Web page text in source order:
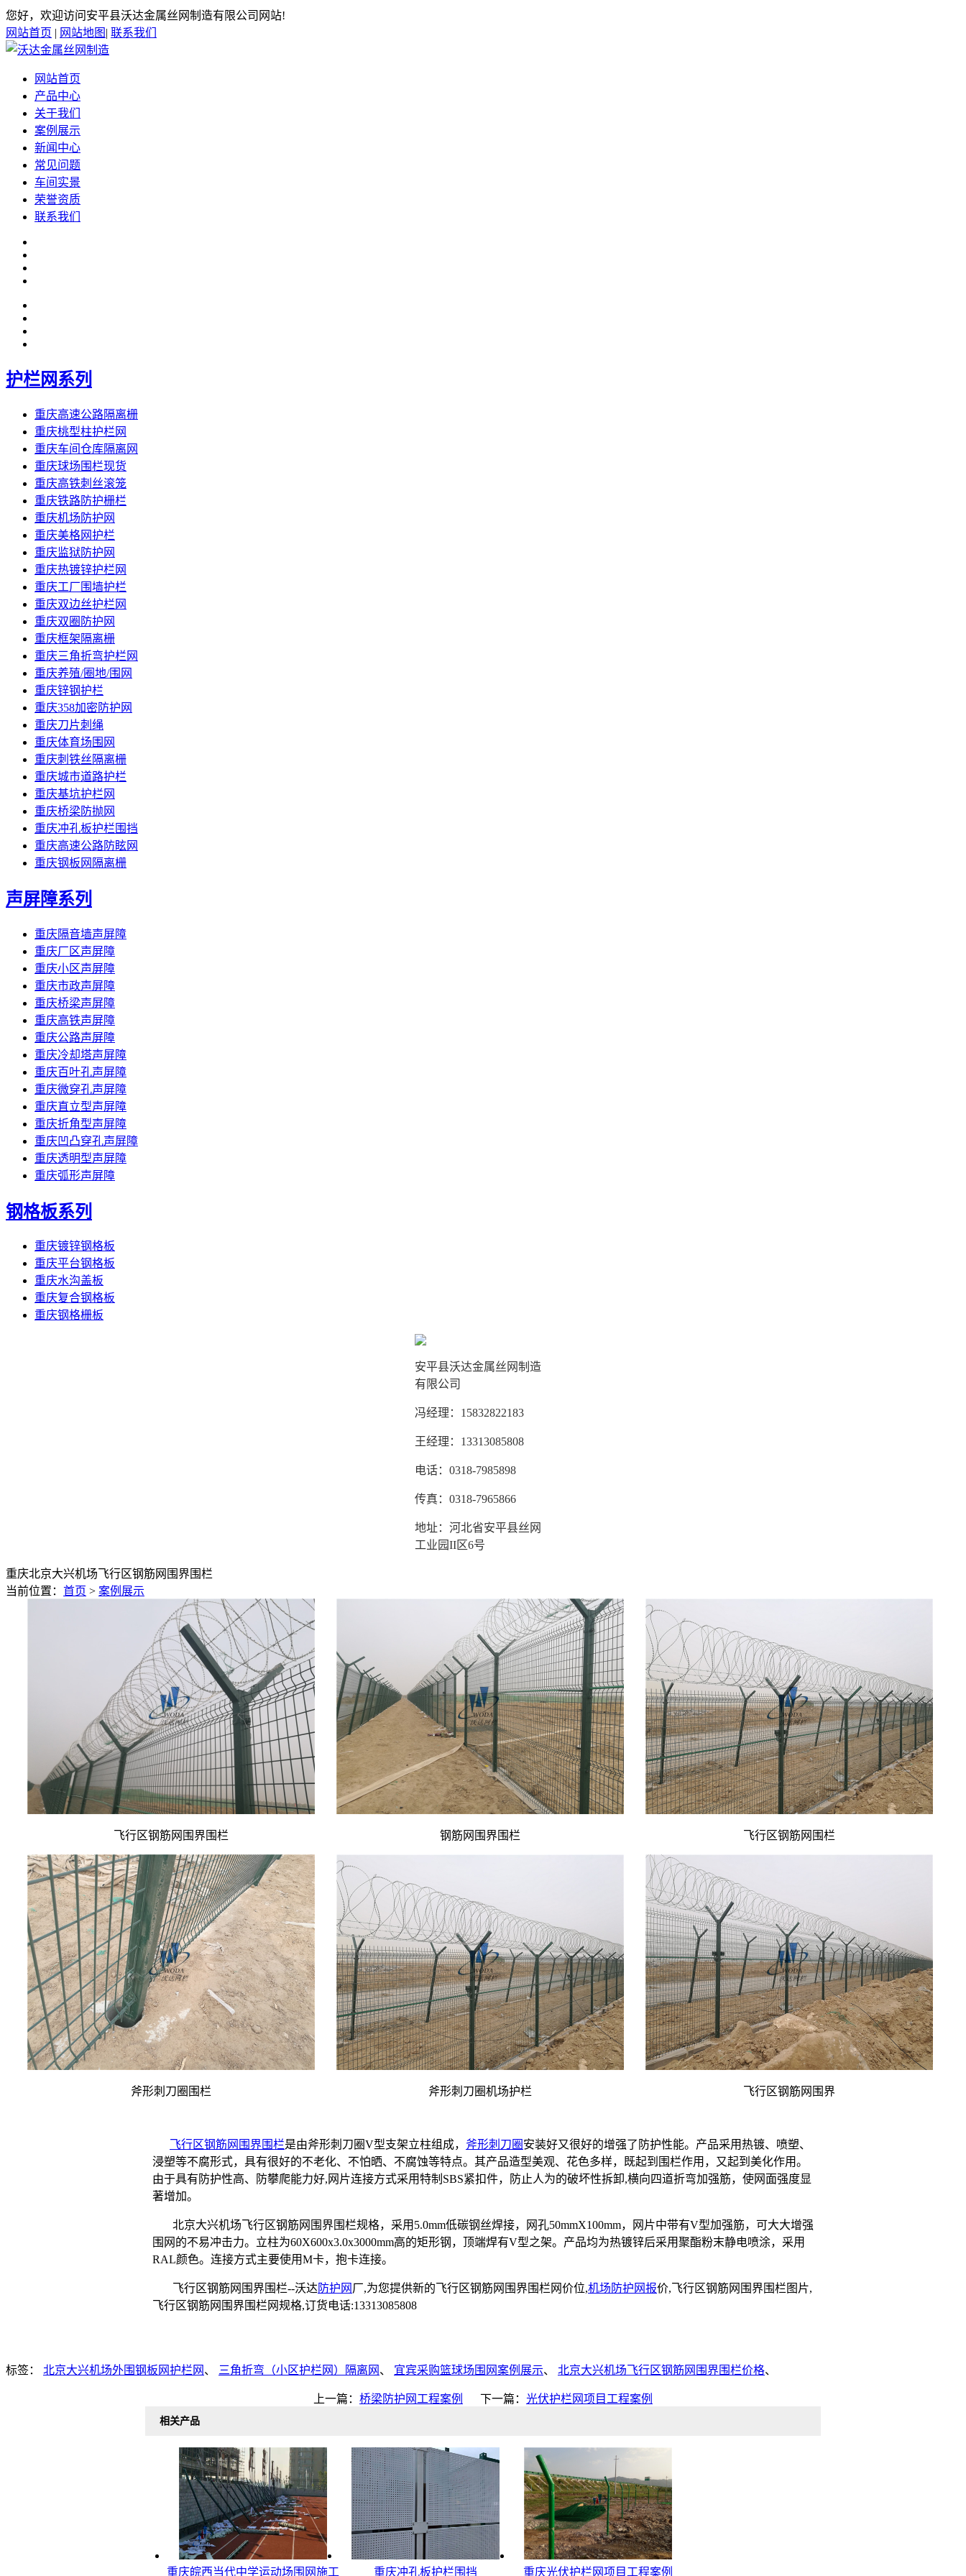
您好，欢迎访问安平县沃达金属丝网制造有限公司网站!
网站首页 | 网站地图 | 联系我们
网站首页
产品中心
关于我们
案例展示
新闻中心
常见问题
车间实景
荣誉资质
联系我们
护栏网系列
重庆高速公路隔离栅
重庆桃型柱护栏网
重庆车间仓库隔离网
重庆球场围栏现货
重庆高铁刺丝滚笼
重庆铁路防护栅栏
重庆机场防护网
重庆美格网护栏
重庆监狱防护网
重庆热镀锌护栏网
重庆工厂围墙护栏
重庆双边丝护栏网
重庆双圈防护网
重庆框架隔离栅
重庆三角折弯护栏网
重庆养殖/圈地/围网
重庆锌钢护栏
重庆358加密防护网
重庆刀片刺绳
重庆体育场围网
重庆刺铁丝隔离栅
重庆城市道路护栏
重庆基坑护栏网
重庆桥梁防抛网
重庆冲孔板护栏围挡
重庆高速公路防眩网
重庆钢板网隔离栅
声屏障系列
重庆隔音墙声屏障
重庆厂区声屏障
重庆小区声屏障
重庆市政声屏障
重庆桥梁声屏障
重庆高铁声屏障
重庆公路声屏障
重庆冷却塔声屏障
重庆百叶孔声屏障
重庆微穿孔声屏障
重庆直立型声屏障
重庆折角型声屏障
重庆凹凸穿孔声屏障
重庆透明型声屏障
重庆弧形声屏障
钢格板系列
重庆镀锌钢格板
重庆平台钢格板
重庆水沟盖板
重庆复合钢格板
重庆钢格栅板
安平县沃达金属丝网制造
有限公司
冯经理：15832822183
王经理：13313085808
电话：0318-7985898
传真：0318-7965866
地址：河北省安平县丝网
工业园II区6号
重庆北京大兴机场飞行区钢筋网围界围栏
当前位置： 首页 > 案例展示
飞行区钢筋网围界围栏 钢筋网围界围栏 飞行区钢筋网围栏
斧形刺刀圈围栏 斧形刺刀圈机场护栏 飞行区钢筋网围界
飞行区钢筋网围界围栏是由斧形刺刀圈V型支架立柱组成， 斧形刺刀圈 安装好又很好的增强了防护性能。产品采用热镀、喷塑、
浸塑等不腐形式，具有很好的不老化、不怕晒、不腐蚀等特点。其产品造型美观、花色多样，既起到围栏作用，又起到美化作用。
由于具有防护性高、防攀爬能力好,网片连接方式采用特制SBS紧扣件，防止人为的破坏性拆卸,横向四道折弯加强筋，使网面强度显
著增加。
北京大兴机场飞行区钢筋网围界围栏规格，采用5.0mm低碳钢丝焊接，网孔50mmX100mm，网片中带有V型加强筋，可大大增强
围网的不易冲击力。立柱为60X600x3.0x3000mm高的矩形钢，顶端焊有V型之架。产品均为热镀锌后采用聚酯粉末静电喷涂，采用
RAL颜色。连接方式主要使用M卡，抱卡连接。
飞行区钢筋网围界围栏--沃达防护网 厂,为您提供新的飞行区钢筋网围界围栏网价位,机场防护网报价,飞行区钢筋网围界围栏图片,
飞行区钢筋网围界围栏网规格,订货电话:13313085808
标签： 北京大兴机场外围钢板网护栏网 、 三角折弯（小区护栏网）隔离网 、 宜宾采购篮球场围网案例展示、 北京大兴机场飞行区钢筋网围界围栏价格、
上一篇： 桥梁防护网工程案例 下一篇： 光伏护栏网项目工程案例
相关产品
重庆皖西当代中学运动场围网施工 重庆冲孔板护栏围挡 重庆光伏护栏网项目工程案例